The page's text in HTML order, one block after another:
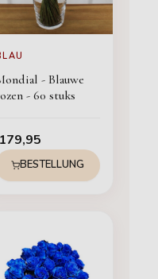
- Blauwe
- 60 stuks
179,95
BESTELLUNG